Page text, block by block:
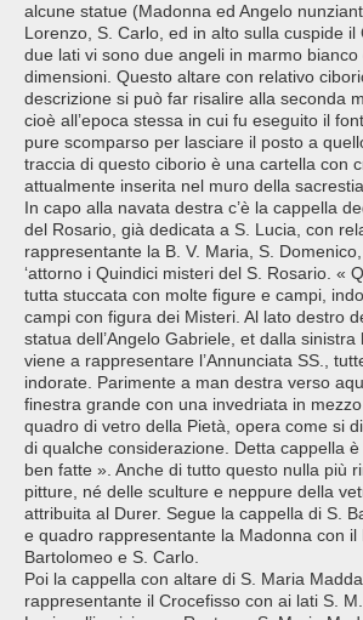
alcune statue (Madonna ed Angelo
Lorenzo, S. Carlo, ed in alto sulla cuspide il
due lati vi sono due angeli in marmo
dimensioni. Questo altare con relativo
descrizione si può far risalire alla seconda
cioè all’epoca stessa in cui fu eseguito il
pure scomparso per lasciare il posto a
traccia di questo ciborio è una cartella con
attualmente inserita nel muro della
In capo alla navata destra c’è la cappella
del Rosario, già dedicata a S. Lucia, con
rappresentante la B. V. Maria, S.
‘attorno i Quindici misteri del S. Rosario. «
tutta stuccata con molte figure e campi,
campi con figura dei Misteri. Al lato destro
statua dell’Angelo Gabriele, et dalla
viene a rappresentare l’Annunciata SS.,
indorate. Parimente a man destra verso
finestra grande con una invedriata in
quadro di vetro della Pietà, opera come si
di qualche considerazione. Detta cappella
ben fatte ». Anche di tutto questo nulla più
pitture, né delle sculture e neppure della
attribuita al Durer. Segue la cappella di S.
e quadro rappresentante la Madonna con il
Bartolomeo e S. Carlo.
Poi la cappella con altare di S. Maria
rappresentante il Crocefisso con ai lati S.